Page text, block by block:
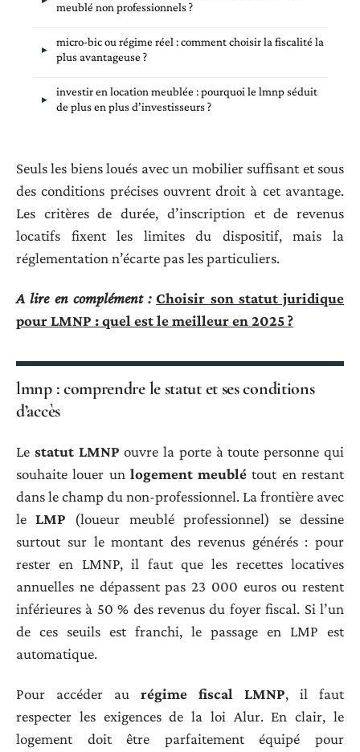
meublé non professionnels ?
micro-bic ou régime réel : comment choisir la fiscalité la
plus avantageuse ?
investir en location meublée : pourquoi le lmnp séduit
de plus en plus d’investisseurs ?
Seuls les biens loués avec un mobilier suffisant et sous
des conditions précises ouvrent droit à cet avantage.
Les critères de durée, d’inscription et de revenus
locatifs fixent les limites du dispositif, mais la
réglementation n’écarte pas les particuliers.
A lire en complément : Choisir son statut juridique
pour LMNP : quel est le meilleur en 2025 ?
lmnp : comprendre le statut et ses conditions
d’accès
Le statut LMNP ouvre la porte à toute personne qui
souhaite louer un logement meublé tout en restant
dans le champ du non-professionnel. La frontière avec
leLMP (loueur meublé professionnel) se dessine
surtout sur le montant des revenus générés : pour
rester en LMNP, il faut que les recettes locatives
annuelles ne dépassent pas 23 000 euros ou restent
inférieures à 50 % des revenus du foyer fiscal. Si l’un
de ces seuils est franchi, le passage en LMP est
automatique.
Pour accéder au régime fiscal LMNP, il faut
respecter les exigences de la loi Alur. En clair, le
logement doit être parfaitement équipé pour